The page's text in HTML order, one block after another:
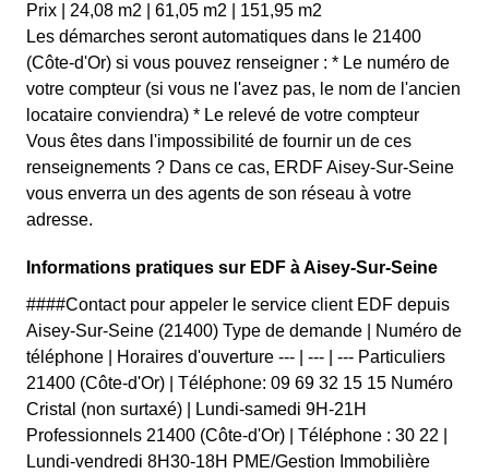
Prix | 24,08 m2 | 61,05 m2 | 151,95 m2
Les démarches seront automatiques dans le 21400
(Côte-d'Or) si vous pouvez renseigner : * Le numéro de
votre compteur (si vous ne l'avez pas, le nom de l'ancien
locataire conviendra) * Le relevé de votre compteur
Vous êtes dans l'impossibilité de fournir un de ces
renseignements ? Dans ce cas, ERDF Aisey-Sur-Seine
vous enverra un des agents de son réseau à votre
adresse.
Informations pratiques sur EDF à Aisey-Sur-Seine
####Contact pour appeler le service client EDF depuis
Aisey-Sur-Seine (21400) Type de demande | Numéro de
téléphone | Horaires d'ouverture --- | --- | --- Particuliers
21400 (Côte-d'Or) | Téléphone: 09 69 32 15 15 Numéro
Cristal (non surtaxé) | Lundi-samedi 9H-21H
Professionnels 21400 (Côte-d'Or) | Téléphone : 30 22 |
Lundi-vendredi 8H30-18H PME/Gestion Immobilière